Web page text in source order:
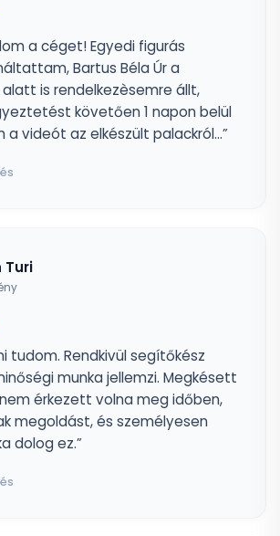
a céget! Egyedi figurás
Bartus Béla Úr a
is rendelkezèsemre állt,
követően 1 napon belül
a videót az elkészült palackról...”
Turi
tudom. Rendkivül segítőkész
munka jellemzi. Megkésett
érkezett volna meg időben,
megoldást, és személyesen
dolog ez.”